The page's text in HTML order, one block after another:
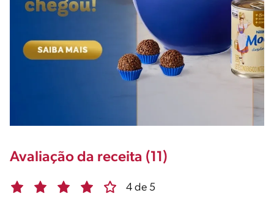
Avaliação da receita (11)
4 de 5